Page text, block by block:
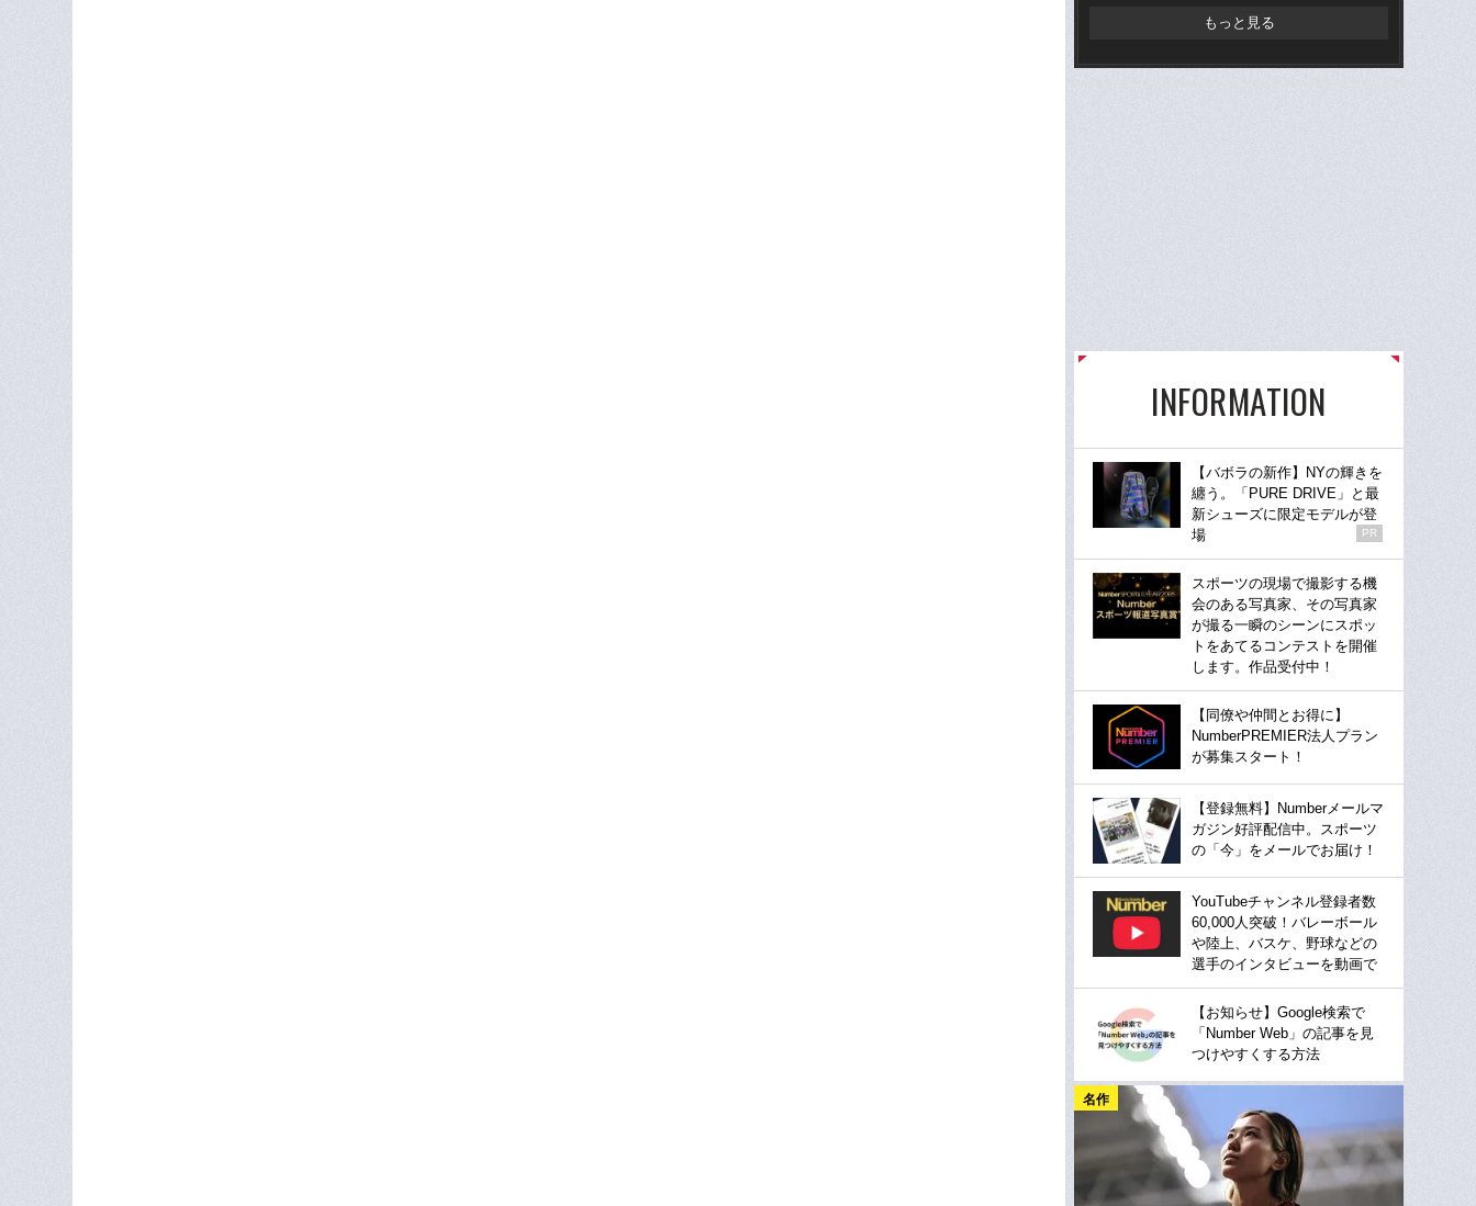
もっと見る
INFORMATION
【バボラの新作】NYの輝きを
纏う。「PURE DRIVE」と最
新シューズに限定モデルが登
場
PR
スポーツの現場で撮影する機
会のある写真家、その写真家
が撮る一瞬のシーンにスポッ
トをあてるコンテストを開催
します。作品受付中！
【同僚や仲間とお得に】
NumberPREMIER法人プラン
が募集スタート！
【登録無料】Numberメールマ
ガジン好評配信中。スポーツ
の「今」をメールでお届け！
YouTubeチャンネル登録者数
60,000人突破！バレーボール
や陸上、バスケ、野球などの
選手のインタビューを動画で
【お知らせ】Google検索で
「Number Web」の記事を見
つけやすくする方法
名作